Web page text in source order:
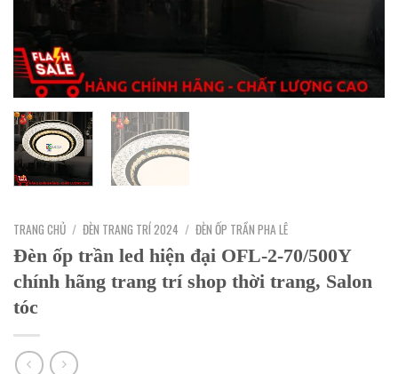
TRANG CHỦ / ĐÈN TRANG TRÍ 2024 / ĐÈN ỐP TRẦN PHA LÊ
Đèn ốp trần led hiện đại OFL-2-70/500Y
chính hãng trang trí shop thời trang, Salon
tóc